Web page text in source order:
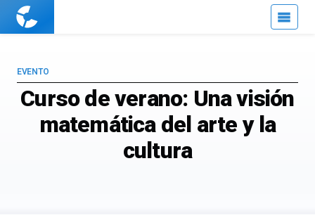
Cuaderno
Curso de verano: Una visión
matemática del arte y la
cultura
EVENTO